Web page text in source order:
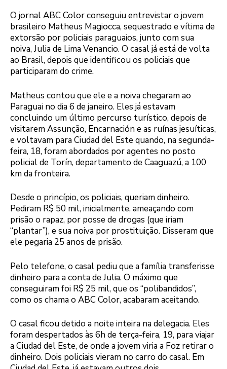
O jornal ABC Color conseguiu entrevistar o jovem
brasileiro Matheus Magiocca, sequestrado e vítima de
extorsão por policiais paraguaios, junto com sua
noiva, Julia de Lima Venancio. O casal já está de volta
ao Brasil, depois que identificou os policiais que
participaram do crime.
Matheus contou que ele e a noiva chegaram ao
Paraguai no dia 6 de janeiro. Eles já estavam
concluindo um último percurso turístico, depois de
visitarem Assunção, Encarnación e as ruínas jesuíticas,
e voltavam para Ciudad del Este quando, na segunda-
feira, 18, foram abordados por agentes no posto
policial de Torín, departamento de Caaguazú, a 100
km da fronteira.
Desde o princípio, os policiais, queriam dinheiro.
Pediram R$ 50 mil, inicialmente, ameaçando com
prisão o rapaz, por posse de drogas (que iriam
“plantar”), e sua noiva por prostituição. Disseram que
ele pegaria 25 anos de prisão.
Pelo telefone, o casal pediu que a família transferisse
dinheiro para a conta de Julia. O máximo que
conseguiram foi R$ 25 mil, que os “polibandidos”,
como os chama o ABC Color, acabaram aceitando.
O casal ficou detido a noite inteira na delegacia. Eles
foram despertados às 6h de terça-feira, 19, para viajar
a Ciudad del Este, de onde a jovem viria a Foz retirar o
dinheiro. Dois policiais vieram no carro do casal. Em